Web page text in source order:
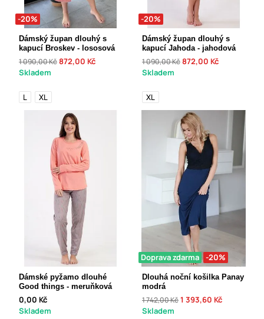
-20%
Dámský župan dlouhý s
kapucí Broskev - lososová
1 090,00 Kč872,00 Kč
Skladem
L XL
-20%
Dámský župan dlouhý s
kapucí Jahoda - jahodová
1 090,00 Kč872,00 Kč
Skladem
XL
Dámské pyžamo dlouhé
Good things - meruňková
0,00 Kč
Skladem
Doprava zdarma -20%
Dlouhá noční košilka Panay
modrá
1 742,00 Kč1 393,60 Kč
Skladem